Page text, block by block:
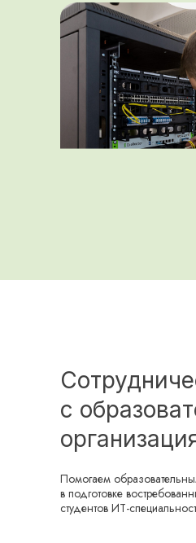
с
Помогаем
в подготовке
студентов ИТ-